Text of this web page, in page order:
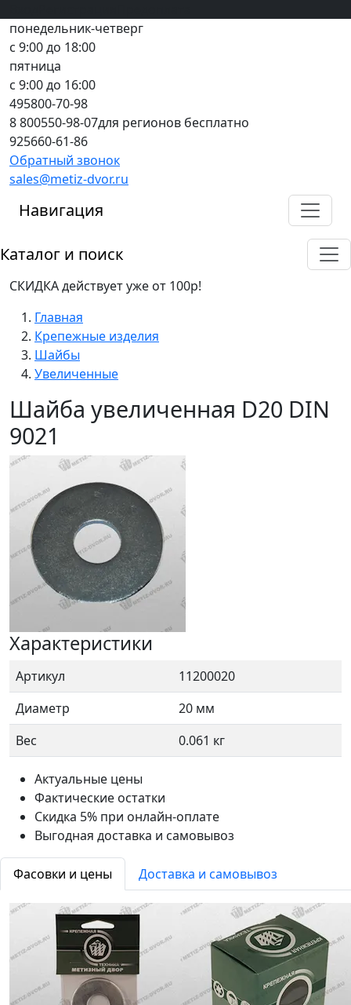
понедельник-четверг
с 9:00 до 18:00
пятница
с 9:00 до 16:00
495800-70-98
8 800550-98-07для регионов бесплатно
925660-61-86
Обратный звонок
sales@metiz-dvor.ru
Навигация
Каталог и поиск
СКИДКА действует уже от 100р!
Главная
Крепежные изделия
Шайбы
Увеличенные
Шайба увеличенная D20 DIN
9021
Характеристики
Артикул
11200020
Диаметр
20 мм
Вес
0.061 кг
Актуальные цены
Фактические остатки
Скидка 5% при онлайн-оплате
Выгодная доставка и самовывоз
Фасовки и цены Доставка и самовывоз